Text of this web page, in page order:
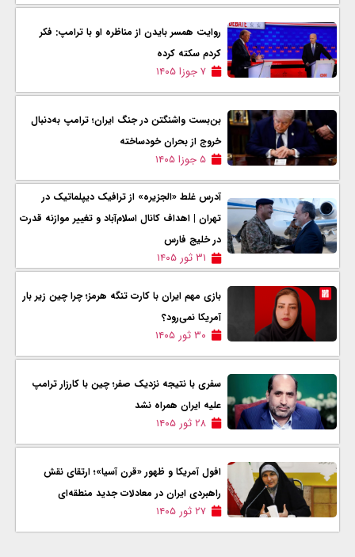
روایت همسر بایدن از مناظره او با ترامپ: فکر
کردم سکته کرده
۷ جوزا ۱۴۰۵
بن‌بست واشنگتن در جنگ ایران؛ ترامپ به‌دنبال
خروج از بحران خودساخته
۵ جوزا ۱۴۰۵
آدرس غلط «الجزیره» از ترافیک دیپلماتیک در
تهران | اهداف کانال اسلام‌آباد و تغییر موازنه قدرت
در خلیج فارس
۳۱ ثور ۱۴۰۵
بازی مهم ایران با کارت تنگه هرمز؛ چرا چین زیر بار
آمریکا نمی‌رود؟
۳۰ ثور ۱۴۰۵
سفری با نتیجه نزدیک صفر؛ چین با کارزار ترامپ
علیه ایران همراه نشد
۲۸ ثور ۱۴۰۵
افول آمریکا و ظهور «قرن آسیا»؛ ارتقای نقش
راهبردی ایران در معادلات جدید منطقه‌ای
۲۷ ثور ۱۴۰۵